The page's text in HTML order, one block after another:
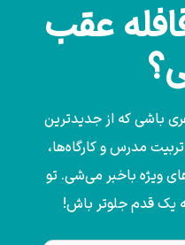
عقب
باشی که از جدیدترین
تربیت مدرس و کارگاه‌ها،
ویژه باخبر می‌شی. تو
یک قدم جلوتر باش!